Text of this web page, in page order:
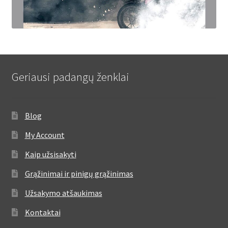
Geriausi padangų ženklai
Blog
My Account
Kaip užsisakyti
Grąžinimai ir pinigų grąžinimas
Užsakymo atšaukimas
Kontaktai